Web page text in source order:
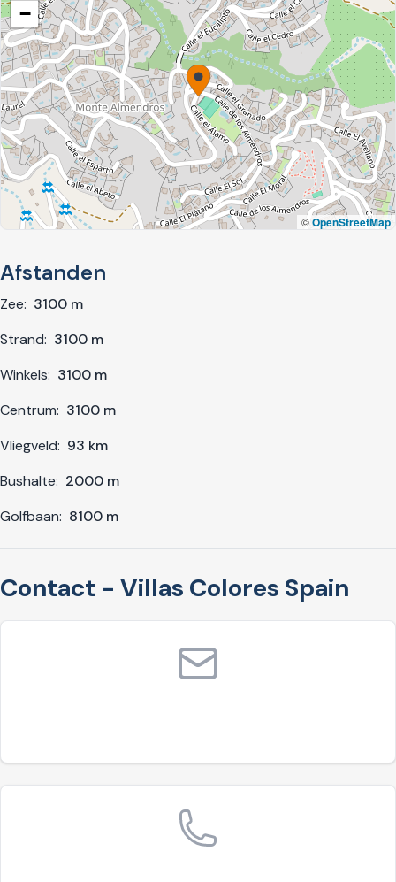
−
©OpenStreetMap
Afstanden
Zee: 3100 m
Strand: 3100 m
Winkels: 3100 m
Centrum: 3100 m
Vliegveld: 93 km
Bushalte: 2000 m
Golfbaan: 8100 m
Contact - Villas Colores Spain